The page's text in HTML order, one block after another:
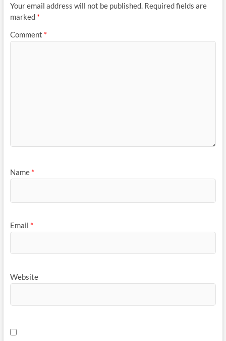
Your email address will not be published. Required fields are
marked *
Comment *
Name *
Email *
Website